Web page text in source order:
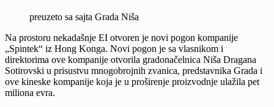
preuzeto sa sajta Grada Niša
Na prostoru nekadašnje EI otvoren je novi pogon kompanije
„Spintek“ iz Hong Konga. Novi pogon je sa vlasnikom i
direktorima ove kompanije otvorila gradonačelnica Niša Dragana
Sotirovski u prisustvu mnogobrojnih zvanica, predstavnika Grada i
ove kineske kompanije koja je u proširenje proizvodnje ulažila pet
miliona evra.